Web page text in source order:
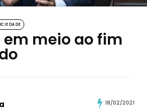
em meio ao fim
18/02/2021